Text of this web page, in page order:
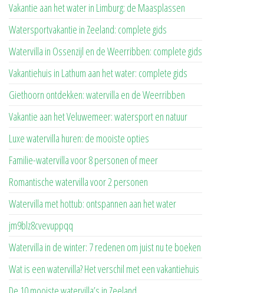
Vakantie aan het water in Limburg: de Maasplassen
Watersportvakantie in Zeeland: complete gids
Watervilla in Ossenzijl en de Weerribben: complete gids
Vakantiehuis in Lathum aan het water: complete gids
Giethoorn ontdekken: watervilla en de Weerribben
Vakantie aan het Veluwemeer: watersport en natuur
Luxe watervilla huren: de mooiste opties
Familie-watervilla voor 8 personen of meer
Romantische watervilla voor 2 personen
Watervilla met hottub: ontspannen aan het water
jm9blz8cvevuppqq
Watervilla in de winter: 7 redenen om juist nu te boeken
Wat is een watervilla? Het verschil met een vakantiehuis